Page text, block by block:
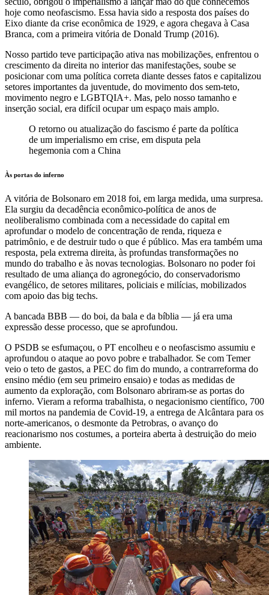
hoje como neofascismo. Essa havia sido a resposta dos países do
Eixo diante da crise econômica de 1929, e agora chegava à Casa
Branca, com a primeira vitória de Donald Trump (2016).
Nosso partido teve participação ativa nas mobilizações, enfrentou o
crescimento da direita no interior das manifestações, soube se
posicionar com uma política correta diante desses fatos e capitalizou
setores importantes da juventude, do movimento dos sem-teto,
movimento negro e LGBTQIA+. Mas, pelo nosso tamanho e
inserção social, era difícil ocupar um espaço mais amplo.
O retorno ou atualização do fascismo é parte da política
de um imperialismo em crise, em disputa pela
hegemonia com a China
Às portas do inferno
A vitória de Bolsonaro em 2018 foi, em larga medida, uma surpresa.
Ela surgiu da decadência econômico-política de anos de
neoliberalismo combinada com a necessidade do capital em
aprofundar o modelo de concentração de renda, riqueza e
patrimônio, e de destruir tudo o que é público. Mas era também uma
resposta, pela extrema direita, às profundas transformações no
mundo do trabalho e às novas tecnologias. Bolsonaro no poder foi
resultado de uma aliança do agronegócio, do conservadorismo
evangélico, de setores militares, policiais e milícias, mobilizados
com apoio das big techs.
A bancada BBB — do boi, da bala e da bíblia — já era uma
expressão desse processo, que se aprofundou.
O PSDB se esfumaçou, o PT encolheu e o neofascismo assumiu e
aprofundou o ataque ao povo pobre e trabalhador. Se com Temer
veio o teto de gastos, a PEC do fim do mundo, a contrarreforma do
ensino médio (em seu primeiro ensaio) e todas as medidas de
aumento da exploração, com Bolsonaro abriram-se as portas do
inferno. Vieram a reforma trabalhista, o negacionismo científico, 700
mil mortos na pandemia de Covid-19, a entrega de Alcântara para os
norte-americanos, o desmonte da Petrobras, o avanço do
reacionarismo nos costumes, a porteira aberta à destruição do meio
ambiente.